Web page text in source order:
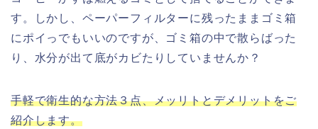
す。しかし、ペーパーフィルターに残ったままゴミ箱
にポイっでもいいのですが、ゴミ箱の中で散らばった
り、水分が出て底がカビたりしていませんか？
手軽で衛生的な方法３点、メッリトとデメリットをご
紹介します。